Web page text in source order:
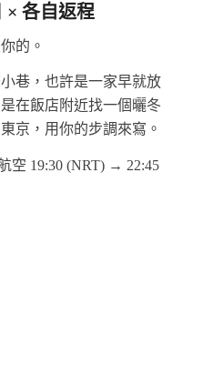
× 各自返程
的。
巷，也許是一家早就放
在飯店附近找一個曬冬
京，用你的步調來寫。
空 19:30 (NRT) → 22:45